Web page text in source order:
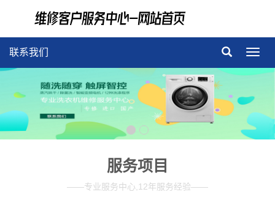
导
菜
联系我们
服务项目
——专业服务中心,12年服务经验——